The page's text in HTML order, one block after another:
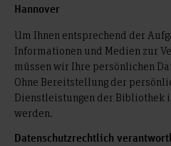
Hannover
Um Ihnen entsprechend der
Informationen und Medien zur
müssen wir Ihre persönlichen
Ohne Bereitstellung der
Dienstleistungen der Bibliothek
werden.
Datenschutzrechtlich